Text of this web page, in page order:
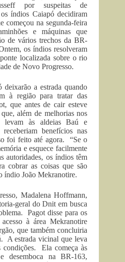
por suspeitas de
índios Caiapó decidiram
começou na segunda-feira
e máquinas que
de vários trechos da BR-
os índios resolveram
localizada sobre o rio
de Novo Progresso.
a estrada quando
à região para tratar das
que antes de cair esteve
além de melhorias nos
levam às aldeias Baú e
benefícios nas
foi feito até agora. “Se o
e esquece facilmente
autoridades, os índios têm
cobrar as coisas que são
índio João Mekranotire.
Madalena Hoffmann,
geral do Dnit em busca
Pagot disse para os
à área Mekranotire
que também concluiria
A estrada vicinal que leva
condições. Ela começa às
desemboca na BR-163,